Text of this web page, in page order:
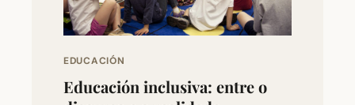
EDUCACIÓN
Educación inclusiva: entre o